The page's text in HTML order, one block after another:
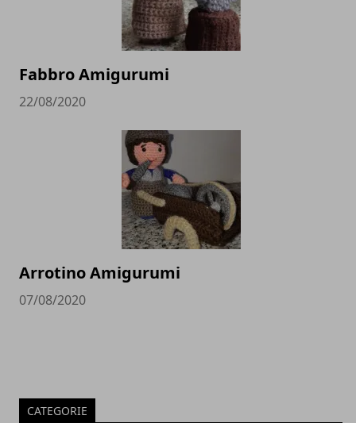
Fabbro Amigurumi
22/08/2020
Arrotino Amigurumi
07/08/2020
CATEGORIE